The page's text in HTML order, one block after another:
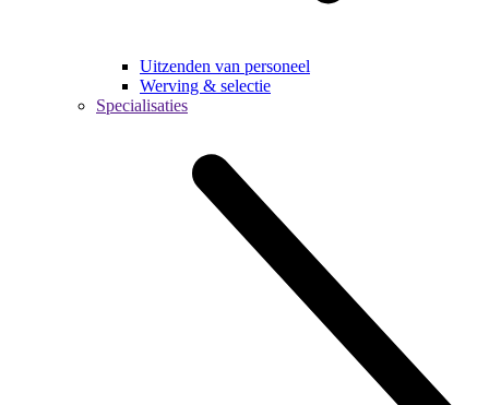
Uitzenden van personeel
Werving & selectie
Specialisaties